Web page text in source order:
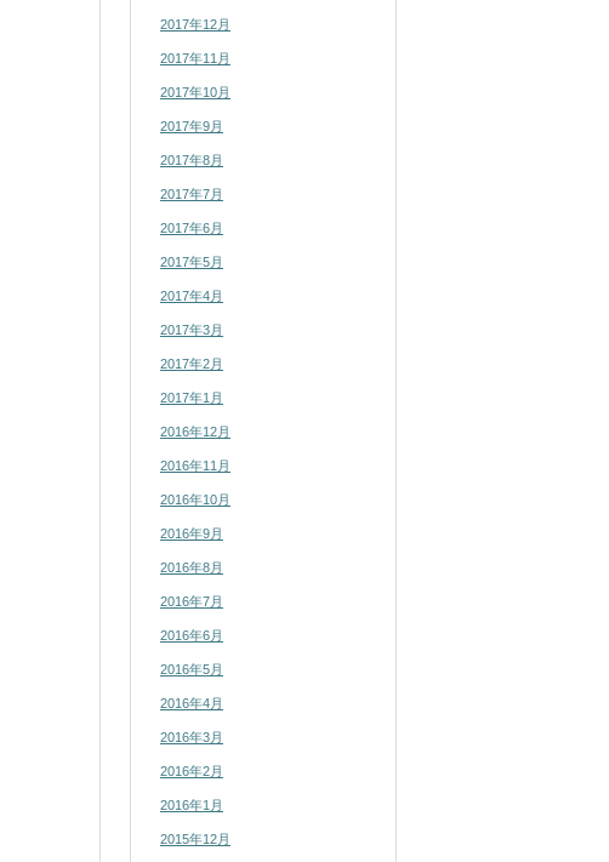
2017年12月
2017年11月
2017年10月
2017年9月
2017年8月
2017年7月
2017年6月
2017年5月
2017年4月
2017年3月
2017年2月
2017年1月
2016年12月
2016年11月
2016年10月
2016年9月
2016年8月
2016年7月
2016年6月
2016年5月
2016年4月
2016年3月
2016年2月
2016年1月
2015年12月